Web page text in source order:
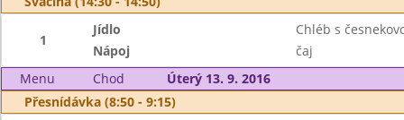
1
Jídlo
Chléb s
Nápoj
čaj
Menu
Chod
Úterý 13. 9. 2016
Přesnídávka (8:50 - 9:15)